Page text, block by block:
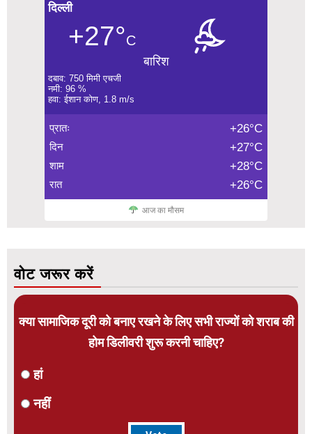
दिल्ली
+27°C
बारिश
दबाव: 750 मिमी एचजी
नमी: 96 %
हवा: ईशान कोण, 1.8 m/s
प्रातः +26°C
दिन +27°C
शाम +28°C
रात +26°C
आज का मौसम
वोट जरूर करें
क्या सामाजिक दूरी को बनाए रखने के लिए सभी राज्यों को शराब की
होम डिलीवरी शुरू करनी चाहिए?
हां
नहीं